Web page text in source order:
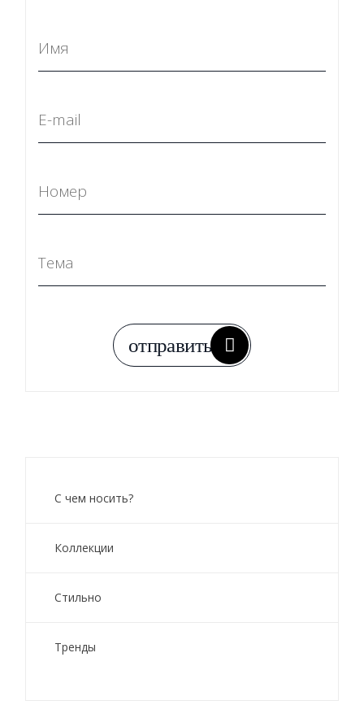
С чем носить?
Коллекции
Стильно
Тренды